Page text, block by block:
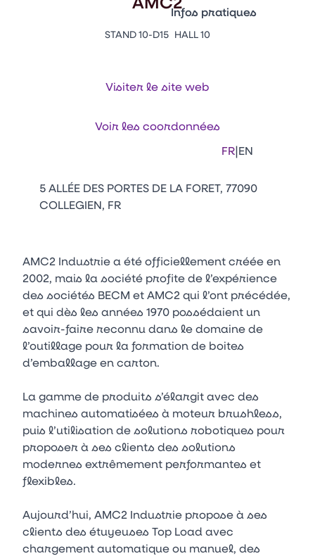
Vitrine Innovations
Emballages
Infos pratiques
Contacts
Appuyez sur Entrée pour
FR|EN
STAND 10-D15 HALL 10
Visiter le site web
Voir les coordonnées
5 ALLÉE DES PORTES DE LA FORET, 77090
COLLEGIEN, FR
AMC2 Industrie a été officiellement créée en
2002, mais la société profite de l’expérience
des sociétés BECM et AMC2 qui l’ont précédée,
et qui dès les années 1970 possédaient un
savoir-faire reconnu dans le domaine de
l’outillage pour la formation de boites
d’emballage en carton.
La gamme de produits s’élargit avec des
machines automatisées à moteur brushless,
puis l’utilisation de solutions robotiques pour
proposer à ses clients des solutions
modernes extrêmement performantes et
flexibles.
Aujourd’hui, AMC2 Industrie propose à ses
clients des étuyeuses Top Load avec
chargement automatique ou manuel, des